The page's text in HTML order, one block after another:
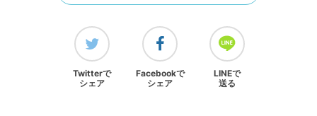
Twitterで
シェア
Facebookで
シェア
LINEで
送る